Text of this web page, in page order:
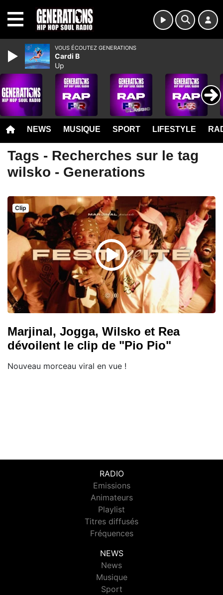
NEWS MUSIQUE SPORT LIFESTYLE
Tags - Recherches sur le tag
wilsko - Generations
Clip
Marjinal, Jogga, Wilsko et Rea
dévoilent le clip de "Pio Pio"
Nouveau morceau viral en vue !
RADIO
Emissions
Animateurs
Playlist
Titres diffusés
Fréquences
NEWS
News
Musique
Sport
VOUS ÉCOUTEZ GENERATIONS
Cardi B
Up